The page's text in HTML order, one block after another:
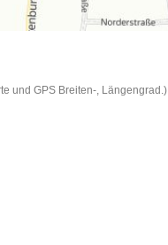
und GPS Breiten-, Längengrad.)